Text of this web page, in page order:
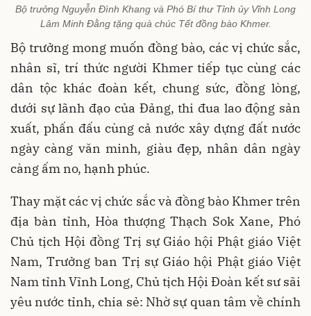
Bộ trưởng Nguyễn Đình Khang và Phó Bí thư Tỉnh ủy Vĩnh Long
Lâm Minh Đằng tặng quà chúc Tết đồng bào Khmer.
Bộ trưởng mong muốn đồng bào, các vị chức sắc,
nhân sĩ, trí thức người Khmer tiếp tục cùng các
dân tộc khác đoàn kết, chung sức, đồng lòng,
dưới sự lãnh đạo của Đảng, thi đua lao động sản
xuất, phấn đấu cùng cả nước xây dựng đất nước
ngày càng văn minh, giàu đẹp, nhân dân ngày
càng ấm no, hạnh phúc.
Thay mặt các vị chức sắc và đồng bào Khmer trên
địa bàn tỉnh, Hòa thượng Thạch Sok Xane, Phó
Chủ tịch Hội đồng Trị sự Giáo hội Phật giáo Việt
Nam, Trưởng ban Trị sự Giáo hội Phật giáo Việt
Nam tỉnh Vĩnh Long, Chủ tịch Hội Đoàn kết sư sãi
yêu nước tỉnh, chia sẻ: Nhờ sự quan tâm về chính